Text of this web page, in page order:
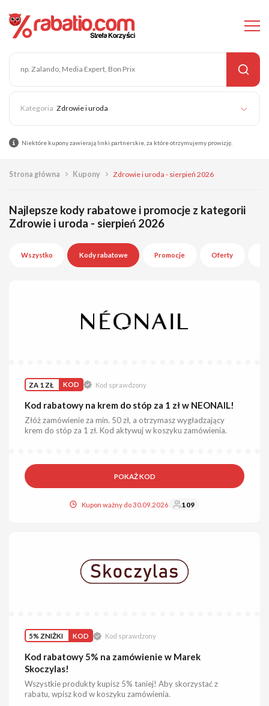
Zdrowie i uroda
Niektóre kupony zawierają linki partnerskie, za które otrzymujemy prowizję.
Strona główna Kupony Zdrowie i uroda - sierpień 2026
Najlepsze kody rabatowe i promocje z kategorii
Zdrowie i uroda - sierpień 2026
Wszystko Kody rabatowe Promocje Oferty
ZA 1 ZŁ KOD Kod sprawdzony
Kod rabatowy na krem do stóp za 1 zł w NEONAIL!
Złóż zamówienie za min. 50 zł, a otrzymasz wygładzający
krem do stóp za 1 zł. Kod aktywuj w koszyku zamówienia.
POKAŻ KOD
Kupon ważny do 30.09.2026 109
5% ZNIŻKI KOD Kod sprawdzony
Kod rabatowy 5% na zamówienie w Marek
Skoczylas!
Wszystkie produkty kupisz 5% taniej! Aby skorzystać z
rabatu, wpisz kod w koszyku zamówienia.